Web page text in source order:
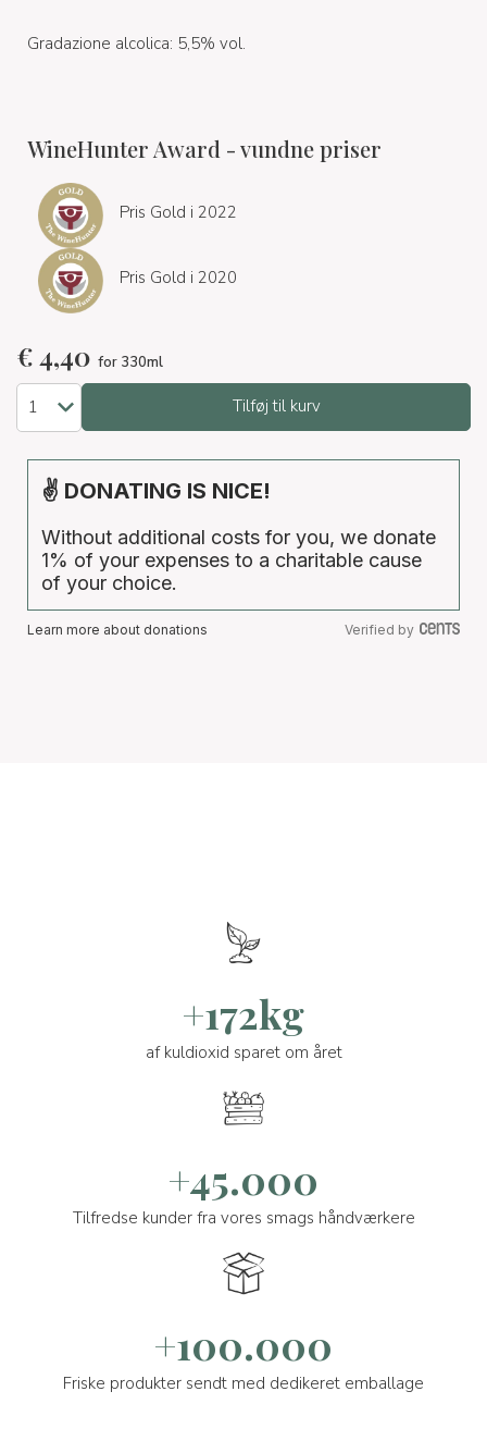
Gradazione alcolica: 5,5% vol.
WineHunter Award - vundne priser
Pris Gold i 2022
Pris Gold i 2020
€4,40 for 330ml
Tilføj til kurv
✌ DONATING IS NICE!
Without additional costs for you, we donate
1% of your expenses to a charitable cause
of your choice.
Learn more about donations Verified by
+172kg
af kuldioxid sparet om året
+45.000
Tilfredse kunder fra vores smags håndværkere
+100.000
Friske produkter sendt med dedikeret emballage